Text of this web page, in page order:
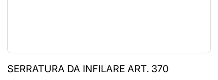
SERRATURA DA INFILARE ART. 370